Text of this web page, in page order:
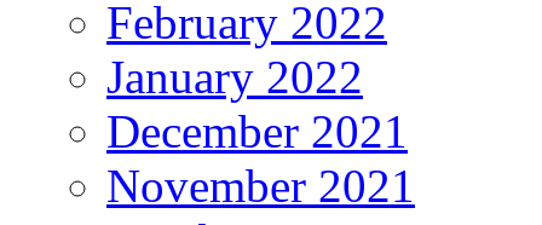
February 2022
January 2022
December 2021
November 2021